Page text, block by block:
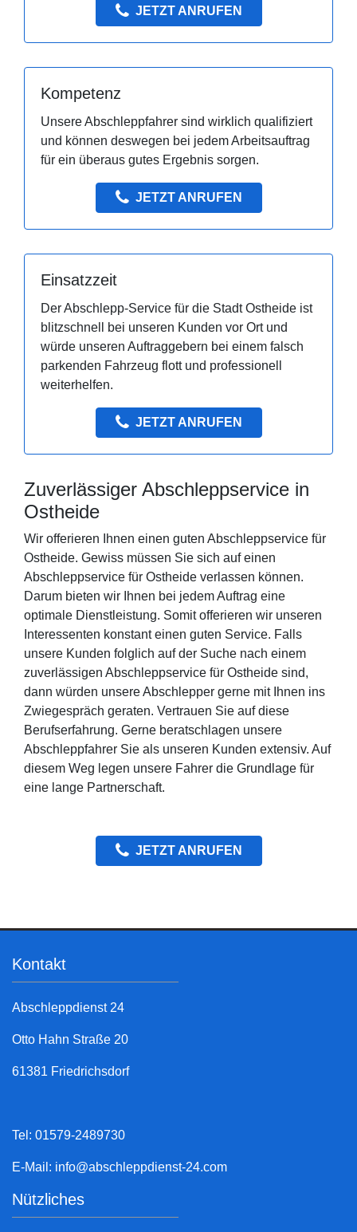
JETZT ANRUFEN
Kompetenz
Unsere Abschleppfahrer sind wirklich qualifiziert
und können deswegen bei jedem Arbeitsauftrag
für ein überaus gutes Ergebnis sorgen.
JETZT ANRUFEN
Einsatzzeit
Der Abschlepp-Service für die Stadt Ostheide ist
blitzschnell bei unseren Kunden vor Ort und
würde unseren Auftraggebern bei einem falsch
parkenden Fahrzeug flott und professionell
weiterhelfen.
JETZT ANRUFEN
Zuverlässiger Abschleppservice in
Ostheide
Wir offerieren Ihnen einen guten Abschleppservice für
Ostheide. Gewiss müssen Sie sich auf einen
Abschleppservice für Ostheide verlassen können.
Darum bieten wir Ihnen bei jedem Auftrag eine
optimale Dienstleistung. Somit offerieren wir unseren
Interessenten konstant einen guten Service. Falls
unsere Kunden folglich auf der Suche nach einem
zuverlässigen Abschleppservice für Ostheide sind,
dann würden unsere Abschlepper gerne mit Ihnen ins
Zwiegespräch geraten. Vertrauen Sie auf diese
Berufserfahrung. Gerne beratschlagen unsere
Abschleppfahrer Sie als unseren Kunden extensiv. Auf
diesem Weg legen unsere Fahrer die Grundlage für
eine lange Partnerschaft.
JETZT ANRUFEN
Kontakt
Abschleppdienst 24
Otto Hahn Straße 20
61381 Friedrichsdorf
Tel: 01579-2489730
E-Mail: info@abschleppdienst-24.com
Nützliches